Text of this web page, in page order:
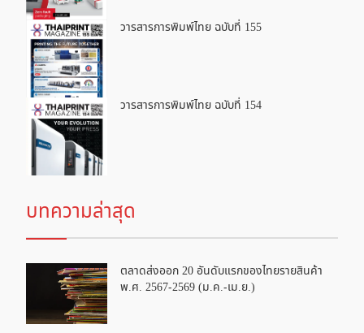
วารสารการพิมพ์ไทย ฉบับที่ 155
วารสารการพิมพ์ไทย ฉบับที่ 154
บทความล่าสุด
ตลาดส่งออก 20 อันดับแรกของไทยรายสินค้า
พ.ศ. 2567-2569 (ม.ค.-เม.ย.)